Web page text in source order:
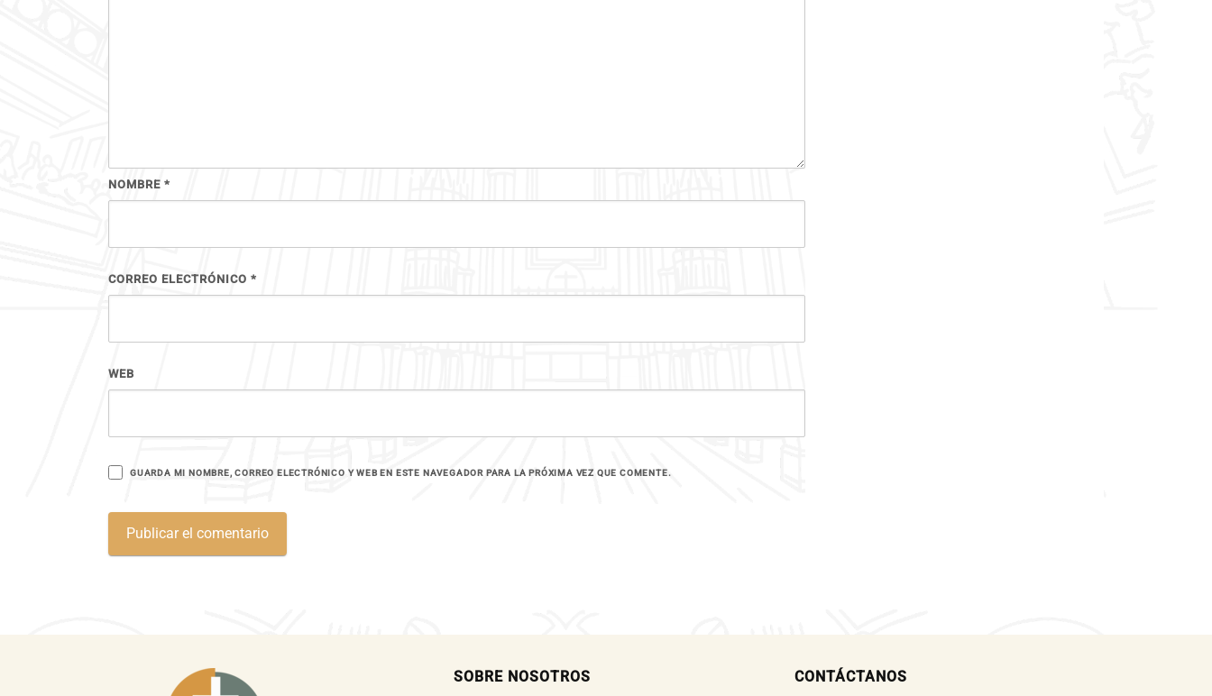
NOMBRE *
CORREO ELECTRÓNICO *
WEB
GUARDA MI NOMBRE, CORREO ELECTRÓNICO Y WEB EN ESTE NAVEGADOR PARA LA PRÓXIMA VEZ QUE COMENTE.
SOBRE NOSOTROS CONTÁCTANOS